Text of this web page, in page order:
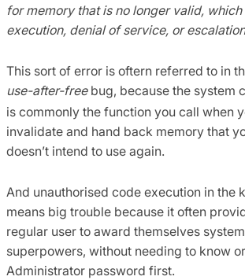
for memory that is no longer valid,
execution, denial of service, or
This sort of error is oftern referred to in
use-after-freebug, because the system
is commonly the function you call when
invalidate and hand back memory that
doesn’t intend to use again.
And unauthorised code execution in the
means big trouble because it often
regular user to award themselves
superpowers, without needing to know
Administrator password first.